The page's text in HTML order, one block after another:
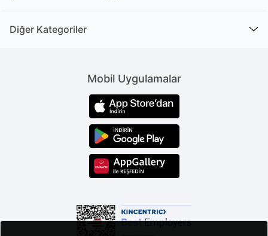
Diğer Kategoriler
Mobil Uygulamalar